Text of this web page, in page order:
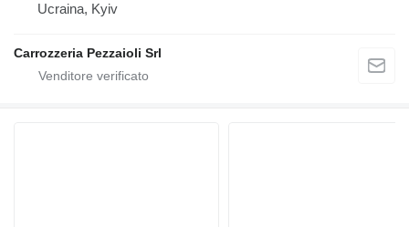
Ucraina, Kyiv
Carrozzeria Pezzaioli Srl